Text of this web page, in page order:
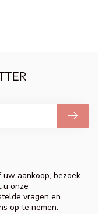
aankoop, bezoek
u onze
vragen en
op te nemen.